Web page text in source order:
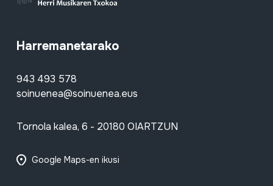
Harremanetarako
943 493 578
soinuenea@soinuenea.eus
Tornola kalea, 6 - 20180 OIARTZUN
Google Maps-en ikusi